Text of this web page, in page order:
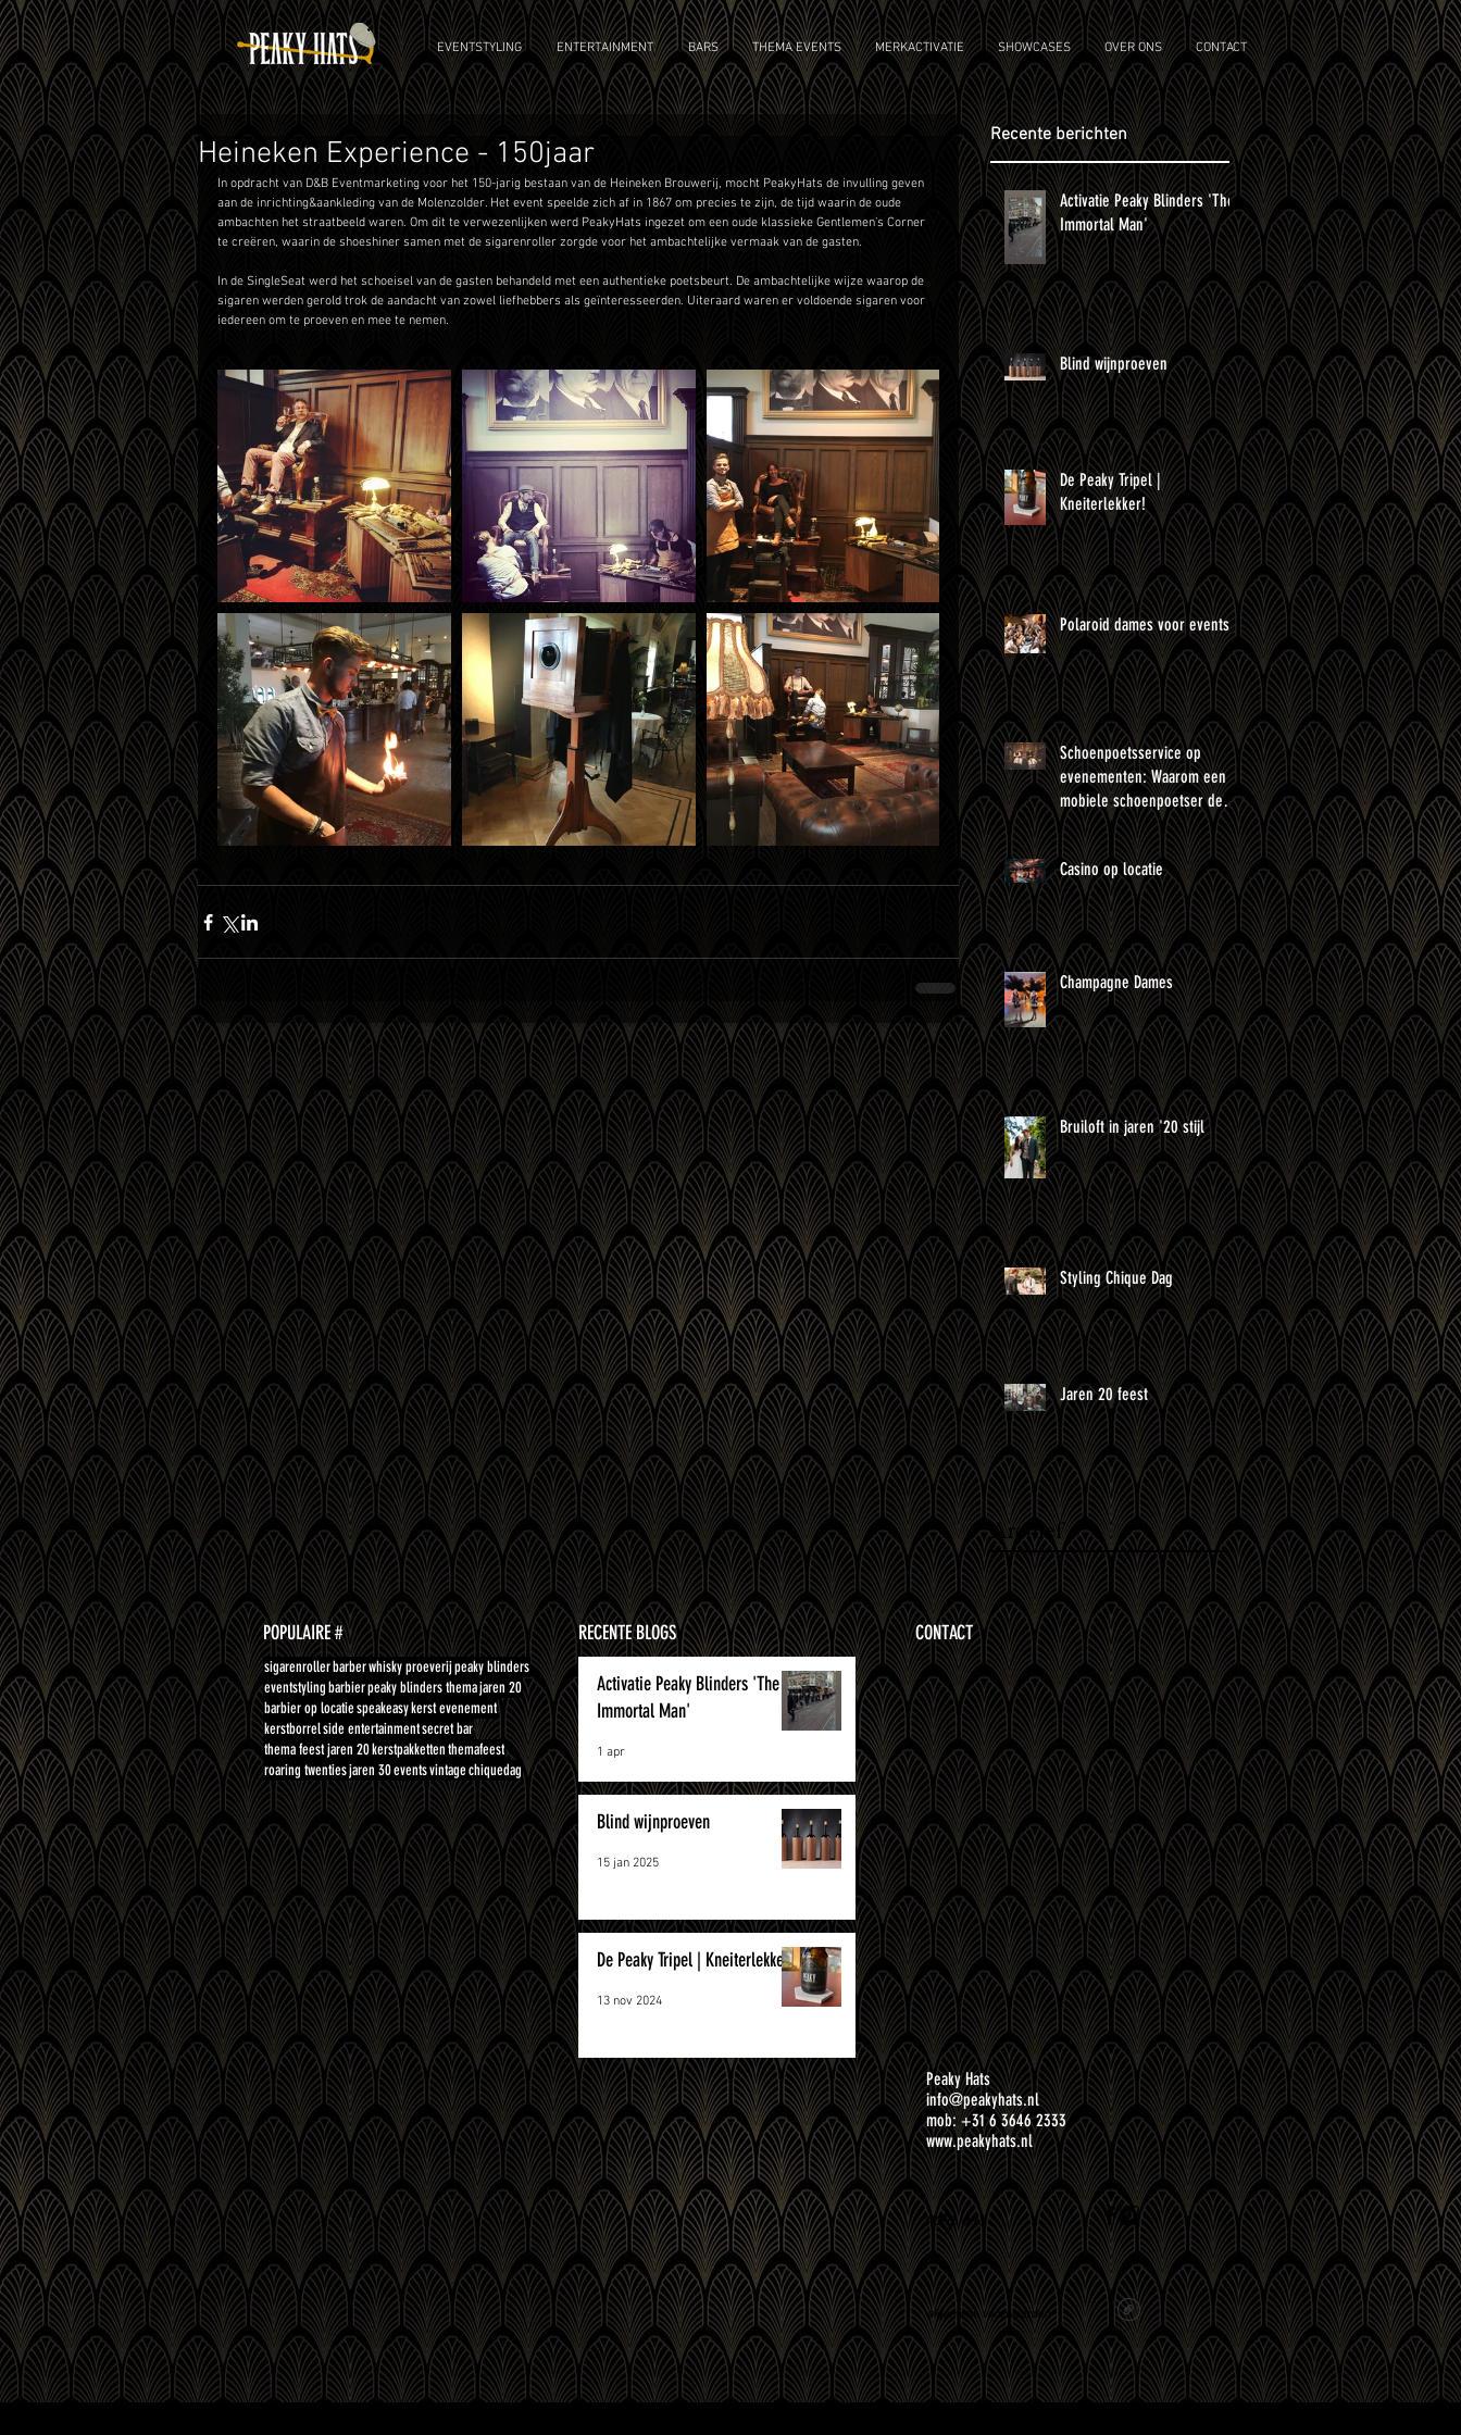
EVENTSTYLING ENTERTAINMENT BARS THEMA EVENTS MERKACTIVATIE SHOWCASES OVER ONS CONTACT
Heineken Experience - 150jaar
In opdracht van D&B Eventmarketing voor het 150-jarig bestaan van de Heineken Brouwerij, mocht PeakyHats de invulling geven
aan de inrichting&aankleding van de Molenzolder. Het event speelde zich af in 1867 om precies te zijn, de tijd waarin de oude
ambachten het straatbeeld waren. Om dit te verwezenlijken werd PeakyHats ingezet om een oude klassieke Gentlemen’s Corner
te creëren, waarin de shoeshiner samen met de sigarenroller zorgde voor het ambachtelijke vermaak van de gasten.
In de SingleSeat werd het schoeisel van de gasten behandeld met een authentieke poetsbeurt. De ambachtelijke wijze waarop de
sigaren werden gerold trok de aandacht van zowel liefhebbers als geïnteresseerden. Uiteraard waren er voldoende sigaren voor
iedereen om te proeven en mee te nemen.
Recente berichten
Activatie Peaky Blinders 'The
Immortal Man'
Blind wijnproeven
De Peaky Tripel |
Kneiterlekker!
Polaroid dames voor events
Schoenpoetsservice op
evenementen: Waarom een
mobiele schoenpoetser de
perfecte toevoeging is?
Casino op locatie
Champagne Dames
Bruiloft in jaren '20 stijl
Styling Chique Dag
Jaren 20 feest
Archief
POPULAIRE #
sigarenrollerbarberwhisky proeverijpeaky blinders
eventstylingbarbierpeaky blinders themajaren 20
barbier op locatiespeakeasykerst evenement
kerstborrelside entertainmentsecret bar
thema feest jaren 20kerstpakkettenthemafeest
roaring twentiesjaren 30eventsvintagechiquedag
RECENTE BLOGS
Activatie Peaky Blinders 'The
Immortal Man'
1 apr
Blind wijnproeven
15 jan 2025
De Peaky Tripel | Kneiterlekker!
13 nov 2024
CONTACT
Peaky Hats
info@peakyhats.nl
mob: +31 6 3646 2333
www.peakyhats.nl
volg ons
algemene voorwaarden